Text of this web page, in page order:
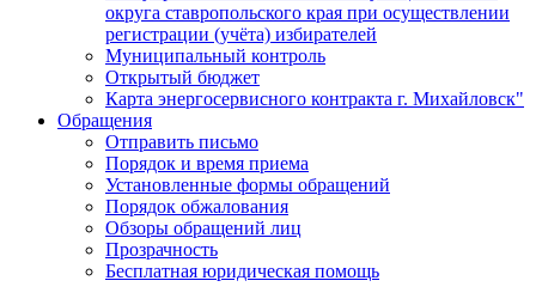
округа ставропольского края при осуществлении
регистрации (учёта) избирателей
Муниципальный контроль
Открытый бюджет
Карта энергосервисного контракта г. Михайловск"
Обращения
Отправить письмо
Порядок и время приема
Установленные формы обращений
Порядок обжалования
Обзоры обращений лиц
Прозрачность
Бесплатная юридическая помощь